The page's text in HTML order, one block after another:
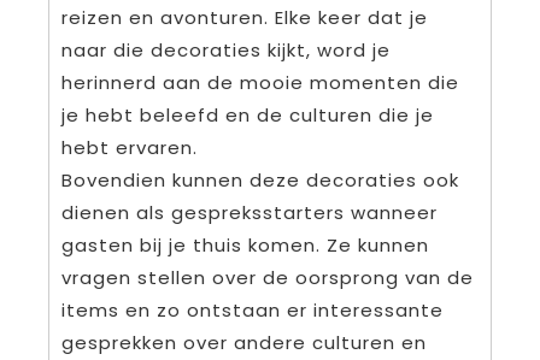
reizen en avonturen. Elke keer dat je
naar die decoraties kijkt, word je
herinnerd aan de mooie momenten die
je hebt beleefd en de culturen die je
hebt ervaren.
Bovendien kunnen deze decoraties ook
dienen als gespreksstarters wanneer
gasten bij je thuis komen. Ze kunnen
vragen stellen over de oorsprong van de
items en zo ontstaan er interessante
gesprekken over andere culturen en